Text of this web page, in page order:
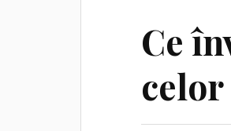
Ce